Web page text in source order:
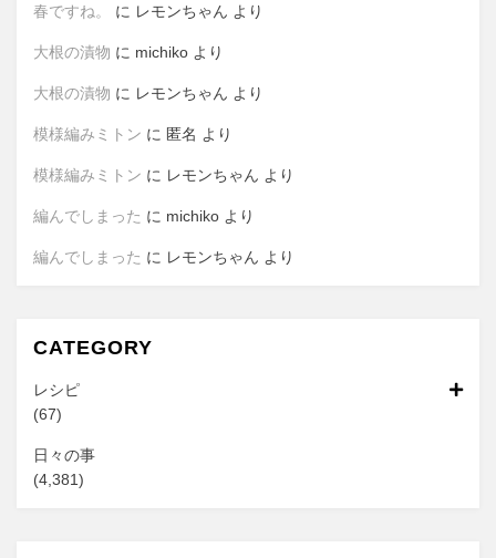
春ですね。 に レモンちゃん より
大根の漬物 に michiko より
大根の漬物 に レモンちゃん より
模様編みミトン に 匿名 より
模様編みミトン に レモンちゃん より
編んでしまった に michiko より
編んでしまった に レモンちゃん より
CATEGORY
レシピ
(67)
日々の事
(4,381)